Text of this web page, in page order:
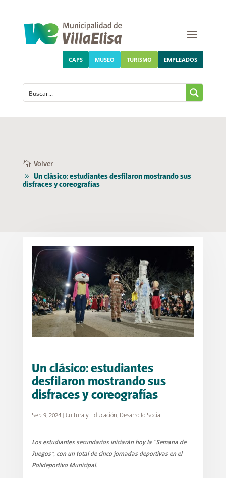
CAPS MUSEO TURISMO EMPLEADOS
Volver
Un clásico: estudiantes desfilaron mostrando sus
disfraces y coreografías
Un clásico: estudiantes
desfilaron mostrando sus
disfraces y coreografías
Sep 9, 2024| Cultura y Educación, Desarrollo Social
Los estudiantes secundarios iniciarán hoy la “Semana de
Juegos”, con un total de cinco jornadas deportivas en el
Polideportivo Municipal.